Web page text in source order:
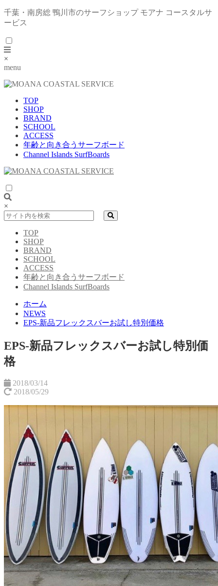
千葉・南房総 鴨川市のサーフショップ モアナ コースタルサ
ービス
×
menu
TOP
SHOP
BRAND
SCHOOL
ACCESS
年齢と向き合うサーフボード
Channel Islands SurfBoards
×
TOP
SHOP
BRAND
SCHOOL
ACCESS
年齢と向き合うサーフボード
Channel Islands SurfBoards
ホーム
NEWS
EPS-新品フレックスバーお試し特別価格
EPS-新品フレックスバーお試し特別価
格
2018/03/14
2018/05/29